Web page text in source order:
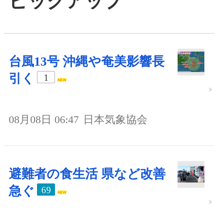
台風13号 沖縄や奄美影響長
引く
1
08月08日 06:47 日本気象協会
避難者の食生活 県など改善
急ぐ
69